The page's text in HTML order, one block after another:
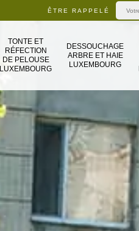
ÊTRE RAPPELÉ
TONTE ET
RÉFECTION
DE PELOUSE
LUXEMBOURG
DESSOUCHAGE
ARBRE ET HAIE
LUXEMBOURG